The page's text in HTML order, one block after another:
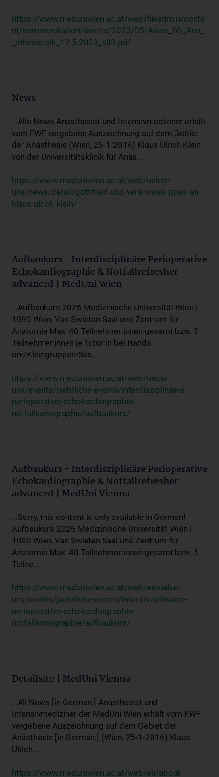
https://www.meduniwien.ac.at/web/fileadmin/conte
nt/kommunikation/events/2023/05/Aviso_Wr_Ana_
_sthesietalk_12.5.2023_v03.pdf
News
...Alle News Anästhesist und Intensivmediziner erhält
vom FWF vergebene Auszeichnung auf dem Gebiet
der Anästhesie (Wien, 25-1-2016) Klaus Ulrich Klein
von der Universitätsklinik für Anäs...
https://www.meduniwien.ac.at/web/ueber-
uns/news/detail/gottfried-und-vera-weiss-preis-an-
klaus-ulrich-klein/
Aufbaukurs - Interdisziplinäre Perioperative
Echokardiographie & Notfallrefresher
advanced | MedUni Wien
...Aufbaukurs 2026 Medizinische Universität Wien |
1090 Wien, Van Swieten Saal und Zentrum für
Anatomie Max. 40 Teilnehmer:innen gesamt bzw. 5
Teilnehmer:innen je Tutor:in bei Hands-
on-/Kleingruppen-Ses...
https://www.meduniwien.ac.at/web/ueber-
uns/events/jaehrliche-events/interdisziplinaere-
perioperative-echokardiographie-
notfallsonographie/aufbaukurs/
Aufbaukurs - Interdisziplinäre Perioperative
Echokardiographie & Notfallrefresher
advanced | MedUni Vienna
...Sorry, this content is only available in German!
Aufbaukurs 2026 Medizinische Universität Wien |
1090 Wien, Van Swieten Saal und Zentrum für
Anatomie Max. 40 Teilnehmer:innen gesamt bzw. 5
Teilne...
https://www.meduniwien.ac.at/web/en/ueber-
uns/events/jaehrliche-events/interdisziplinaere-
perioperative-echokardiographie-
notfallsonographie/aufbaukurs/
Detailsite | MedUni Vienna
...All News [in German:] Anästhesist und
Intensivmediziner der MedUni Wien erhält vom FWF
vergebene Auszeichnung auf dem Gebiet der
Anästhesie [in German:] (Wien, 25-1-2016) Klaus
Ulrich ...
https://www.meduniwien.ac.at/web/en/about-